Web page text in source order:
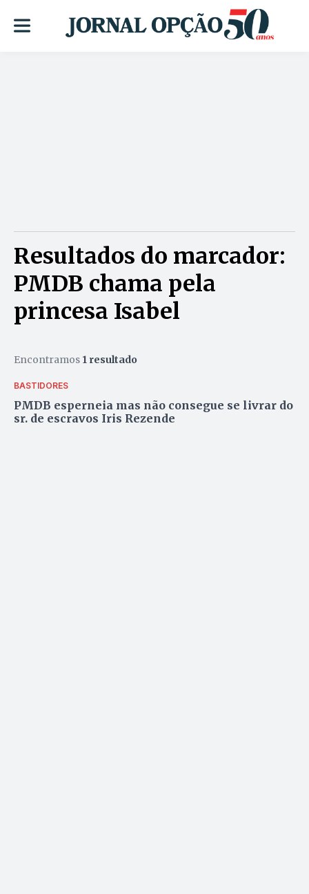
Resultados do marcador:
PMDB chama pela
princesa Isabel
Encontramos 1 resultado
BASTIDORES
PMDB esperneia mas não consegue se livrar do
sr. de escravos Iris Rezende